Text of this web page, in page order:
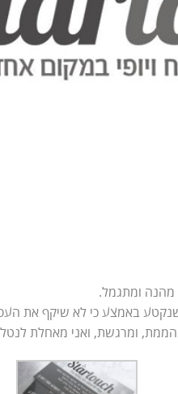
מהנה ומתגמל.
שנקטע באמצע כי לא שיקף את
ומרגשת, ואני מאחלת